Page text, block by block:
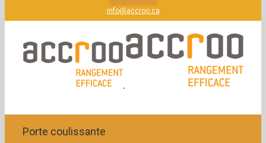
info@accroo.ca
Porte coulissante